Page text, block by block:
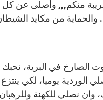
الصارخ في البرية،
الوردية يوميا، لكي
نصلي للكهنة وللرهبان